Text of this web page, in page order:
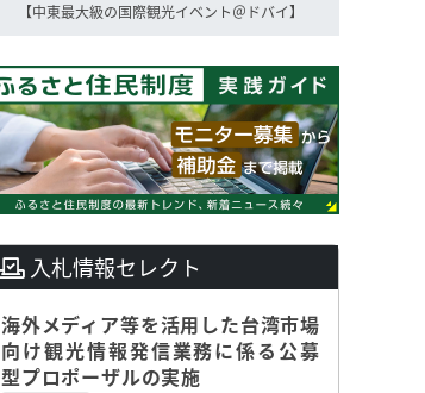
【中東最大級の国際観光イベント＠ドバイ】
入札情報セレクト
海外メディア等を活用した台湾市場
向け観光情報発信業務に係る公募
型プロポーザルの実施